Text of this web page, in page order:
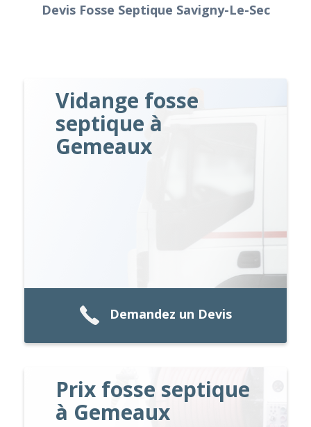
Devis Fosse Septique Savigny-Le-Sec
Vidange fosse
septique à
Gemeaux
Demandez un Devis
Prix fosse septique
à Gemeaux